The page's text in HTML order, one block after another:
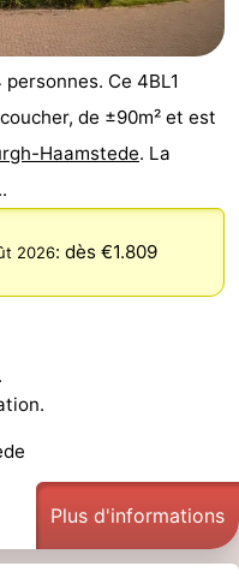
Ce 4BL1
de ±90m² et est
Haamstede. La
2026: dès €1.809
Plus d'informations